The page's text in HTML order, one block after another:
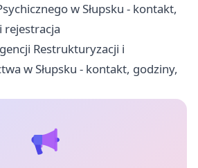
w Słupsku - kontakt,
rejestracja
Restrukturyzacji i
w Słupsku - kontakt, godziny,